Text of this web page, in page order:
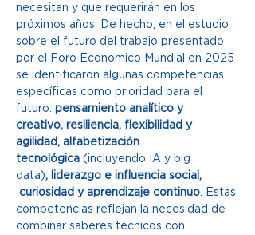
necesitan y que requerirán en los
próximos años. De hecho, en el estudio
sobre el futuro del trabajo presentado
por el Foro Económico Mundial en 2025
se identificaron algunas competencias
específicas como prioridad para el
futuro: pensamiento analítico y
creativo, resiliencia, flexibilidad y
agilidad, alfabetización
tecnológica (incluyendo IA y big
data), liderazgo e influencia social,
curiosidad y aprendizaje continuo. Estas
competencias reflejan la necesidad de
combinar saberes técnicos con